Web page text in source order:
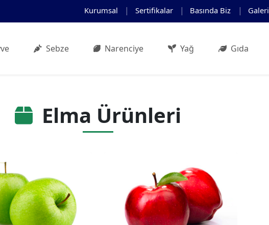
Kurumsal Sertifikalar Basında Biz Galeri
Sebze Narenciye Yağ Gıda
Elma Ürünleri